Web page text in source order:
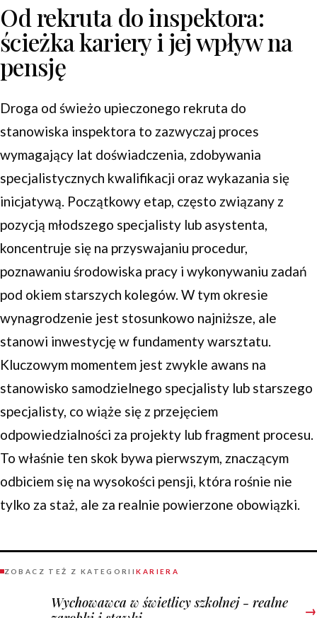
Od rekruta do inspektora:
ścieżka kariery i jej wpływ na
pensję
Droga od świeżo upieczonego rekruta do
stanowiska inspektora to zazwyczaj proces
wymagający lat doświadczenia, zdobywania
specjalistycznych kwalifikacji oraz wykazania się
inicjatywą. Początkowy etap, często związany z
pozycją młodszego specjalisty lub asystenta,
koncentruje się na przyswajaniu procedur,
poznawaniu środowiska pracy i wykonywaniu zadań
pod okiem starszych kolegów. W tym okresie
wynagrodzenie jest stosunkowo najniższe, ale
stanowi inwestycję w fundamenty warsztatu.
Kluczowym momentem jest zwykle awans na
stanowisko samodzielnego specjalisty lub starszego
specjalisty, co wiąże się z przejęciem
odpowiedzialności za projekty lub fragment procesu.
To właśnie ten skok bywa pierwszym, znaczącym
odbiciem się na wysokości pensji, która rośnie nie
tylko za staż, ale za realnie powierzone obowiązki.
ZOBACZ TEŻ Z KATEGORIIKARIERA
Wychowawca w świetlicy szkolnej - realne
→